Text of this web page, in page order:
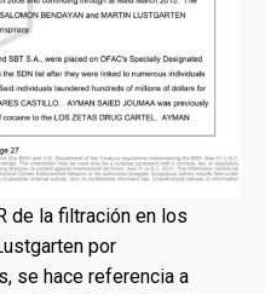
de la filtración en los
por
se hace referencia a